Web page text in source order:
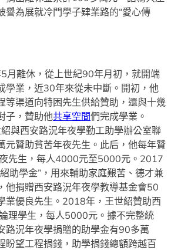
譽為展就冷門學子肄業路的“愛心傳
月離休，從上世紀90年月初，就開端
學業，近30年來從未中斷。開初，他
等渠道向特困先生供給贊助，還與十幾
子，贊助他共享空間們完成學業。
與西安路況年夜學勤工助學辦公室聯
元贊助貧苦年夜先生。此后，他每年贊
先生，每人4000元至5000元。2017
助學金”，用來輔助家庭艱苦、德才兼
他捐贈西安路況年夜學教導基金會50
業優良先生。2018年，王世紹贊助西
理學生，每人5000元。據不完整統
路況年夜學捐贈的助學金有90多萬
盼望工程捐錢，助學捐錢總額跨越百